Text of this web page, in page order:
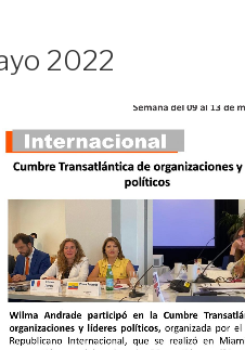
2022